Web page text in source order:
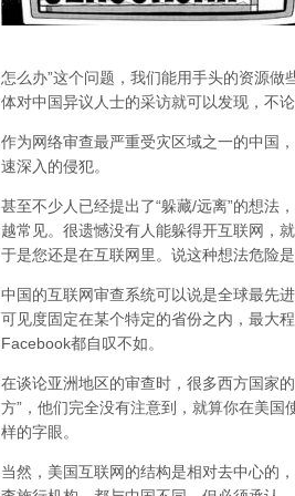
怎么办”这个问题，我们能用手头的资源
体对中国异议人士的采访就可以发现，不
作为网络审查最严重受灾区域之一的中国
速深入的侵犯。
甚至不少人已经提出了“躲藏/远离”的想法
越常见。很遗憾没有人能躲得开互联网，
于是您还是在互联网里。说这种想法危险
中国的互联网审查系统可以说是全球最先
可见度固定在某个特定的省份之内，最大
Facebook都自叹不如。
在谈论亚洲地区的审查时，很多西方国家
方”，他们完全没有注意到， 就算你在美国
样的字眼。
当然，美国互联网的结构是相对去中心的